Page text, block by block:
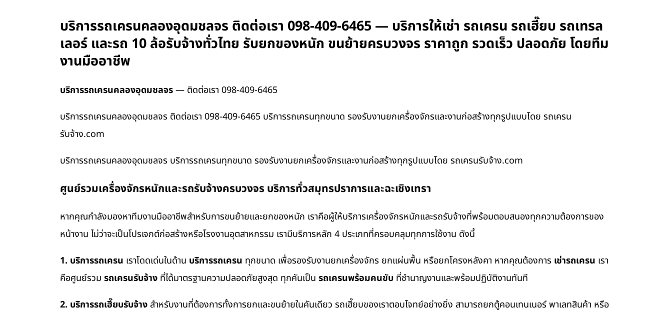
บริการรถเครนคลองอุดมชลจร ติดต่อเรา 098-409-6465 — บริการให้เช่า รถเครน รถเฮี๊ยบ รถเทรล
เลอร์ และรถ 10 ล้อรับจ้างทั่วไทย รับยกของหนัก ขนย้ายครบวงจร ราคาถูก รวดเร็ว ปลอดภัย โดยทีม
งานมืออาชีพ
บริการรถเครนคลองอุดมชลจร— ติดต่อเรา 098-409-6465
บริการรถเครนคลองอุดมชลจร ติดต่อเรา 098-409-6465 บริการรถเครนทุกขนาด รองรับงานยกเครื่องจักรและงานก่อสร้างทุกรูปแบบโดย รถเครน
รับจ้าง.com
บริการรถเครนคลองอุดมชลจร บริการรถเครนทุกขนาด รองรับงานยกเครื่องจักรและงานก่อสร้างทุกรูปแบบโดย รถเครนรับจ้าง.com
ศูนย์รวมเครื่องจักรหนักและรถรับจ้างครบวงจร บริการทั่วสมุทรปราการและฉะเชิงเทรา
หากคุณกำลังมองหาทีมงานมืออาชีพสำหรับการขนย้ายและยกของหนัก เราคือผู้ให้บริการเครื่องจักรหนักและรถรับจ้างที่พร้อมตอบสนองทุกความต้องการของ
หน้างาน ไม่ว่าจะเป็นโปรเจกต์ก่อสร้างหรือโรงงานอุตสาหกรรม เรามีบริการหลัก 4 ประเภทที่ครอบคลุมทุกการใช้งาน ดังนี้
1. บริการรถเครน เราโดดเด่นในด้าน บริการรถเครน ทุกขนาด เพื่อรองรับงานยกเครื่องจักร ยกแผ่นพื้น หรือยกโครงหลังคา หากคุณต้องการ เช่ารถเครน เรา
คือศูนย์รวม รถเครนรับจ้าง ที่ได้มาตรฐานความปลอดภัยสูงสุด ทุกคันเป็น รถเครนพร้อมคนขับ ที่ชำนาญงานและพร้อมปฏิบัติงานทันที
2. บริการรถเฮี๊ยบรับจ้าง สำหรับงานที่ต้องการทั้งการยกและขนย้ายในคันเดียว รถเฮี๊ยบของเราตอบโจทย์อย่างยิ่ง สามารถยกตู้คอนเทนเนอร์ พาเลทสินค้า หรือ